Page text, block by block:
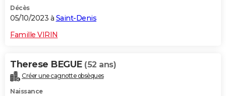
Décès
05/10/2023 à Saint-Denis
Famille VIRIN
Therese BEGUE (52 ans)
Créer une cagnotte obsèques
Naissance